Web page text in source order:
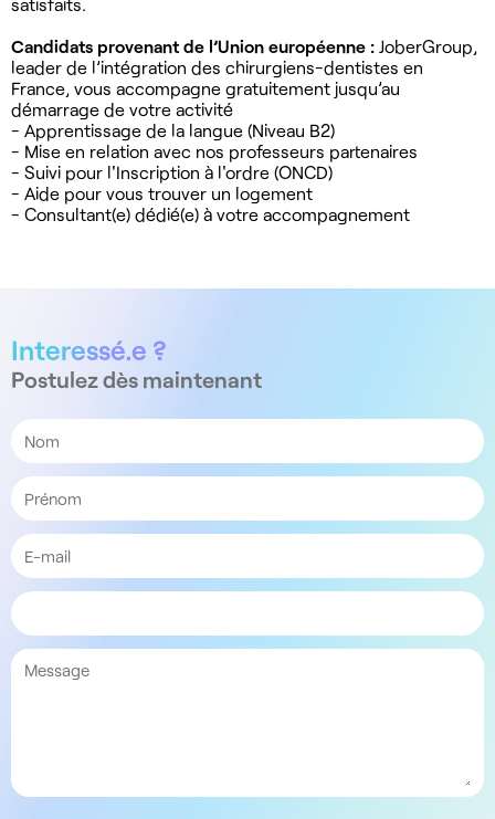
Candidats provenant de l’Union européenne : JoberGroup,
leader de l’intégration des chirurgiens-dentistes en
France, vous accompagne gratuitement jusqu’au
démarrage de votre activité
- Apprentissage de la langue (Niveau B2)
- Mise en relation avec nos professeurs partenaires
- Suivi pour l'Inscription à l'ordre (ONCD)
- Aide pour vous trouver un logement
- Consultant(e) dédié(e) à votre accompagnement
Interessé.e ?
Postulez dès maintenant